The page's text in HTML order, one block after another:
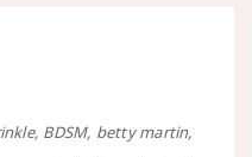
BDSM betty martin